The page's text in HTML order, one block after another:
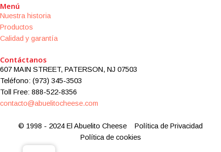
Menú
Nuestra historia
Productos
Calidad y garantía
Contáctanos
607 MAIN STREET, PATERSON, NJ 07503
Teléfono: (973) 345-3503
Toll Free: 888-522-8356
contacto@abuelitocheese.com
© 1998 - 2024 El Abuelito Cheese
Política de Privacidad
Política de cookies